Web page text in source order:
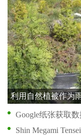
利用自然植被作为
Shin Megami